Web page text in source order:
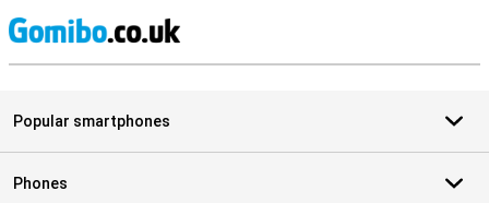
Popular smartphones
Phones